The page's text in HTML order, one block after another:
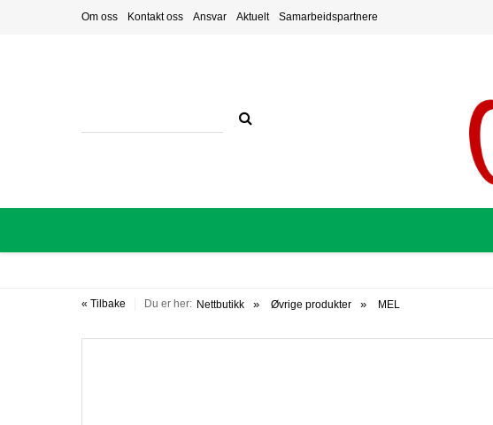
Om oss Kontakt oss Ansvar Aktuelt Samarbeidspartnere
« Tilbake Du er her: Nettbutikk Øvrige produkter MEL